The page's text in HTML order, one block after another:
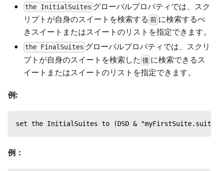
the InitialSuites グローバルプロパティでは、スク
リプトが自身のスイートを検索する 前 に検索するべ
きスイートまたはスイートのリストを指定できます。
the FinalSuites グローバルプロパティでは、スクリ
プトが自身のスイートを検索した 後 に検索できるス
イートまたはスイートのリストを指定できます。
例:
set the InitialSuites to (DSD & "myFirstSuite.suite",
例：